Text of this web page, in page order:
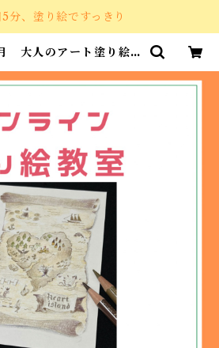
5分、塗り絵ですっきり
大人のアート塗り絵教